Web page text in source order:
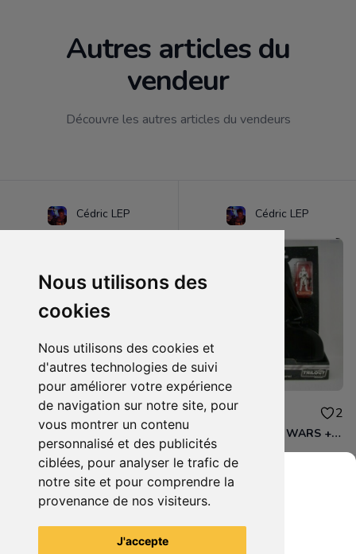
Nous utilisons des
cookies
Nous utilisons des cookies et
d'autres technologies de suivi
pour améliorer votre expérience
de navigation sur notre site, pour
vous montrer un contenu
personnalisé et des publicités
ciblées, pour analyser le trafic de
notre site et pour comprendre la
provenance de nos visiteurs.
J'accepte
Autres articles du
vendeur
Découvre les autres articles du vendeurs
Cédric LEP
175.00€ 0
RARE Lot de 11 Clone Trooper STAR WARS (exclu Toysrus) + la PLV
Cédric LEP
90.00€ 2
Carry Case STAR WARS +1 Boba Fett et 1 Stormtrooper
Voir tous les articles du vendeur
Grenier du Geek